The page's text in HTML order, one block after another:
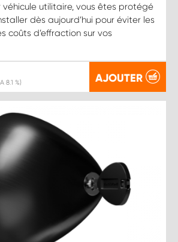
utilitaire, vous êtes protégé
dès aujourd’hui pour éviter les
coûts d’effraction sur vos
8.1 %) AJOUTER